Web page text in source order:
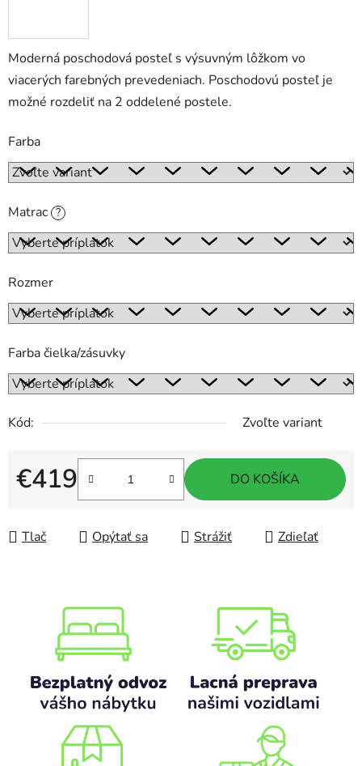
Moderná poschodová posteľ s výsuvným lôžkom vo
viacerých farebných prevedeniach. Poschodovú posteľ je
možné rozdeliť na 2 oddelené postele.
Farba
Matrac ?
Rozmer
Farba čielka/zásuvky
Kód: Zvoľte variant
€419
Jednotková cena:
DO KOŠÍKA
Tlač Opýtať sa Strážiť Zdieľať